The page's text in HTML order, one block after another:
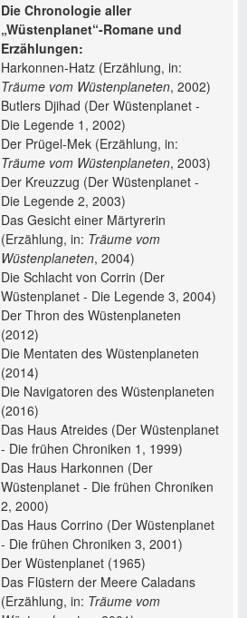
Die Chronologie aller
„Wüstenplanet“-Romane und
Erzählungen:
Harkonnen-Hatz (Erzählung, in:
Träume vom Wüstenplaneten, 2002)
Butlers Djihad (Der Wüstenplanet -
Die Legende 1, 2002)
Der Prügel-Mek (Erzählung, in:
Träume vom Wüstenplaneten, 2003)
Der Kreuzzug (Der Wüstenplanet -
Die Legende 2, 2003)
Das Gesicht einer Märtyrerin
(Erzählung, in: Träume vom
Wüstenplaneten, 2004)
Die Schlacht von Corrin (Der
Wüstenplanet - Die Legende 3, 2004)
Der Thron des Wüstenplaneten
(2012)
Die Mentaten des Wüstenplaneten
(2014)
Die Navigatoren des Wüstenplaneten
(2016)
Das Haus Atreides (Der Wüstenplanet
- Die frühen Chroniken 1, 1999)
Das Haus Harkonnen (Der
Wüstenplanet - Die frühen Chroniken
2, 2000)
Das Haus Corrino (Der Wüstenplanet
- Die frühen Chroniken 3, 2001)
Der Wüstenplanet (1965)
Das Flüstern der Meere Caladans
(Erzählung, in: Träume vom